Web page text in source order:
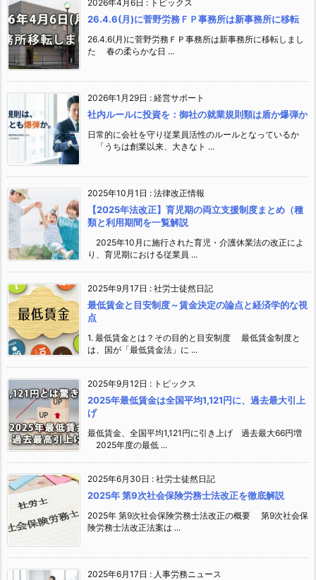
2026年4月6日 : トピックス
26.4.6(月)に菅野労務ＦＰ事務所は新事務所に移転
26.4.6(月)に菅野労務ＦＰ事務所は新事務所に移転しまし
た 春の柔らかな日 ...
2026年1月29日 : 経営サポート
社内ルールに投資を：御社の就業規則類は盾か爆弾か
日常的に会社を守り従業員活性のルールとなっているか
「うちは創業以来、大きなト ...
2025年10月1日 : 法律改正情報
【2025年法改正】育児期の両立支援制度まとめ（種
類と利用期間を一覧解説
2025年10月に施行された育児・介護休業法の改正によ
り、育児期における従業員 ...
2025年9月17日 : 社労士徒然日記
最低賃金と目安制度～賃金決定の論点と経済学的な視
点
1. 最低賃金とは？その目的と目安制度 最低賃金制度と
は、国が「最低賃金法」に ...
2025年9月12日 : トピックス
2025年最低賃金は全国平均1,121円に、過去最大引上
げ
最低賃金、全国平均1,121円に引き上げ 過去最大66円増
2025年度の最低 ...
2025年6月30日 : 社労士徒然日記
2025年 第9次社会保険労務士法改正を徹底解説
2025年 第9次社会保険労務士法改正の概要 第9次社会保
険労務士法改正法案は ...
2025年6月17日 : 人事労務ニュース